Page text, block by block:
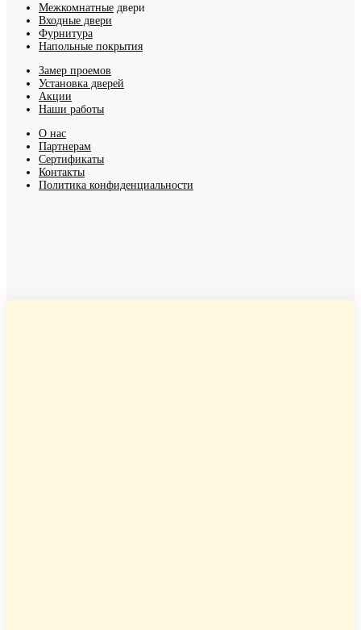
Межкомнатные двери
Входные двери
Фурнитура
Напольные покрытия
Замер проемов
Установка дверей
Акции
Наши работы
О нас
Партнерам
Сертификаты
Контакты
Политика конфиденциальности